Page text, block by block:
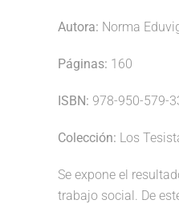
Autora: Norma
Páginas: 160
ISBN: 978-950-579-
Colección: Los
Se expone el
trabajo social. De